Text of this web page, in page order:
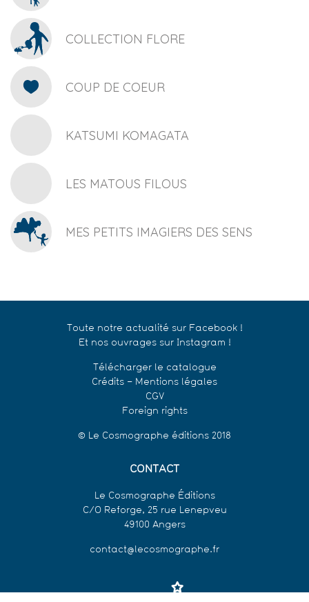
COLLECTION FLORE
COUP DE COEUR
KATSUMI KOMAGATA
LES MATOUS FILOUS
MES PETITS IMAGIERS DES SENS
Toute notre actualité sur Facebook !
Et nos ouvrages sur Instagram !
Télécharger le catalogue
Crédits – Mentions légales
CGV
Foreign rights
© Le Cosmographe éditions 2018
CONTACT
Le Cosmographe Éditions
C/O Reforge, 25 rue Lenepveu
49100 Angers
contact@lecosmographe.fr